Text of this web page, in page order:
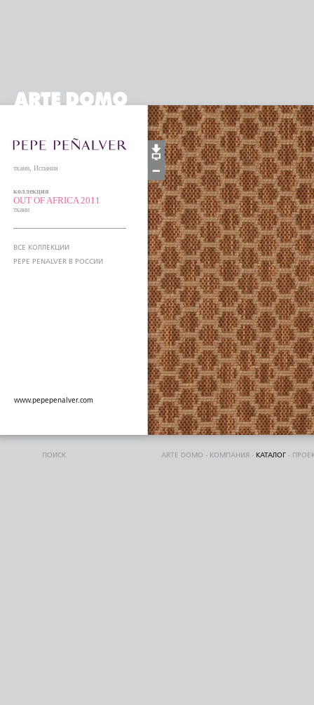
ткани, Испания
коллекция
OUT OF AFRICA 2011
ткани
ВСЕ КОЛЛЕКЦИИ
PEPE PENALVER В РОССИИ
www.pepepenalver.com
ПОИСК ARTE DOMO - КОМПАНИЯ - КАТАЛОГ -